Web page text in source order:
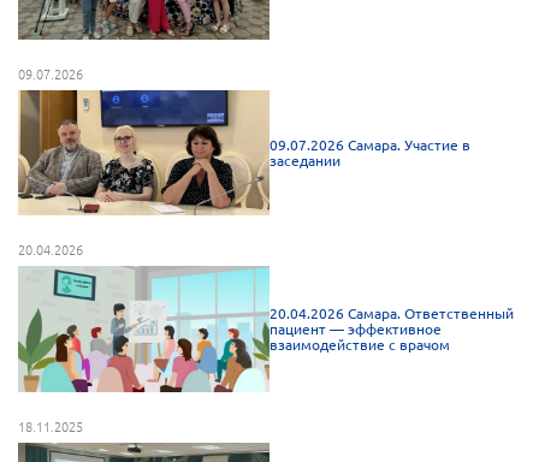
Архангельская область
Брянская область
Владимирская область
Волгоградская область
Воронежская область
Ивановская область
Калининградская область
Кемеровская область
Кировская область
Краснодарский край
Липецкая область
09.07.2026
09.07.2026 Самара. Участие в
заседании
20.04.2026
20.04.2026 Самара. Ответственный
пациент — эффективное
взаимодействие с врачом
18.11.2025